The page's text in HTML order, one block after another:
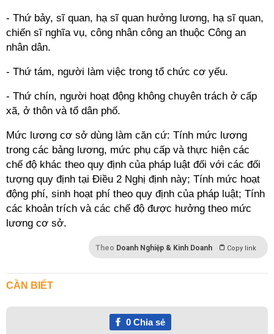
- Thứ bảy, sĩ quan, hạ sĩ quan hưởng lương, hạ sĩ quan,
chiến sĩ nghĩa vụ, công nhân công an thuộc Công an
nhân dân.
- Thứ tám, người làm việc trong tổ chức cơ yếu.
- Thứ chín, người hoạt động không chuyên trách ở cấp
xã, ở thôn và tổ dân phố.
Mức lương cơ sở dùng làm căn cứ: Tính mức lương
trong các bảng lương, mức phụ cấp và thực hiện các
chế độ khác theo quy định của pháp luật đối với các đối
tượng quy định tại Điều 2 Nghị định này; Tính mức hoạt
động phí, sinh hoạt phí theo quy định của pháp luật; Tính
các khoản trích và các chế độ được hưởng theo mức
lương cơ sở.
Theo Doanh Nghiệp & Kinh Doanh Copy link
CẦN BIẾT
0Chia sẻ